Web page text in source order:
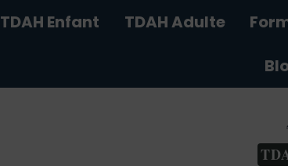
TDAH Enfant TDAH Adulte